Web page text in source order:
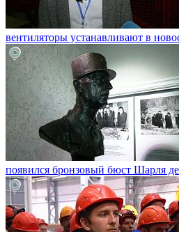
вентиляторы устанавливают в
появился бронзовый бюст Шарля